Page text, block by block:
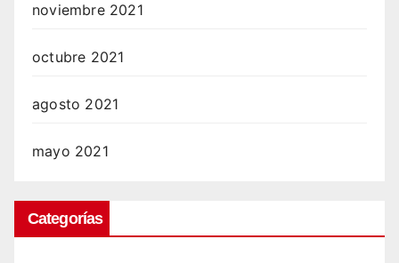
noviembre 2021
octubre 2021
agosto 2021
mayo 2021
Categorías